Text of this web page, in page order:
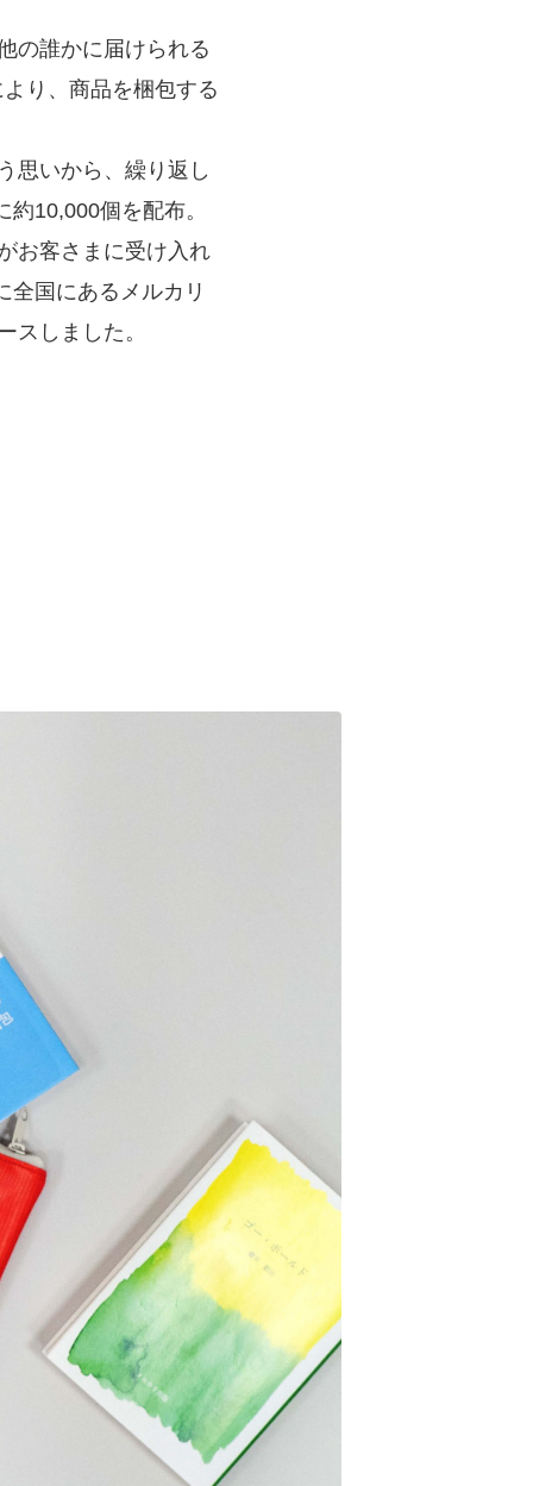
の誰かに届けられる
り、商品を梱包する
思いから、繰り返し
10,000個を配布。
お客さまに受け入れ
全国にあるメルカリ
スしました。